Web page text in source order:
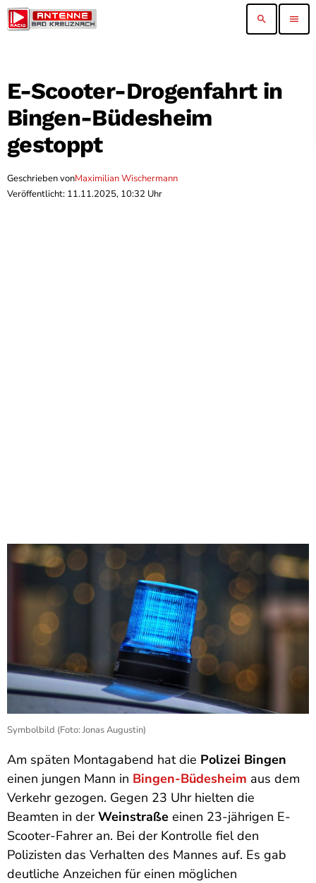
search menu
E-Scooter-Drogenfahrt in
Bingen-Büdesheim
gestoppt
Geschrieben vonMaximilian Wischermann
Veröffentlicht: 11.11.2025, 10:32 Uhr
Symbolbild (Foto: Jonas Augustin)
Am späten Montagabend hat die Polizei Bingen
einen jungen Mann in Bingen-Büdesheim aus dem
Verkehr gezogen. Gegen 23 Uhr hielten die
Beamten in derWeinstraße einen 23-jährigen E-
Scooter-Fahrer an. Bei der Kontrolle fiel den
Polizisten das Verhalten des Mannes auf. Es gab
deutliche Anzeichen für einen möglichen